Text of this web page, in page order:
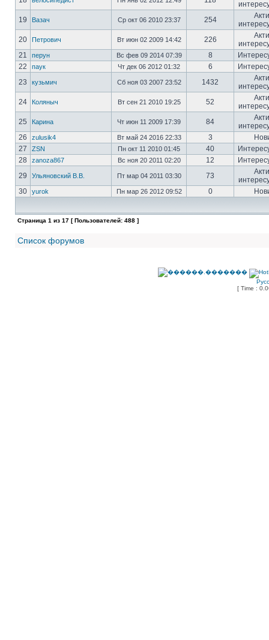
19
Вазач Ср окт 06 2010 23:37 254
20
Петрович Вт июн 02 2009 14:42 226
21
перун Вс фев 09 2014 07:39 8
22
паук Чт дек 06 2012 01:32 6
23
кузьмич Сб ноя 03 2007 23:52 1432
24
Коляныч Вт сен 21 2010 19:25 52
25
Карина Чт июн 11 2009 17:39 84
26
zulusik4 Вт май 24 2016 22:33 3
27
ZSN Пн окт 11 2010 01:45 40
28
zanoza867 Вс ноя 20 2011 02:20 12
29
Ульяновский В.В. Пт мар 04 2011 03:30 73
30
yurok Пн мар 26 2012 09:52 0
Страница 1 из 17 [ Пользователей: 488 ]
Список форумов
[ Time :